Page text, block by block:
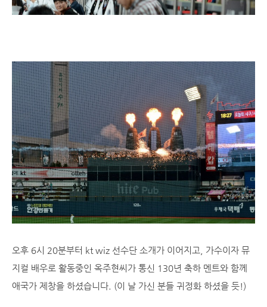
오후 6시 20분부터 kt wiz 선수단 소개가 이어지고, 가수이자 뮤
지컬 배우로 활동중인 옥주현씨가 통신 130년 축하 멘트와 함께
애국가 제창을 하셨습니다. (이 날 가신 분들 귀정화 하셨을 듯!)